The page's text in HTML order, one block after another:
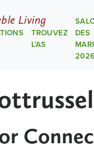
Living
TROUVEZ
L’AS
DES
2026